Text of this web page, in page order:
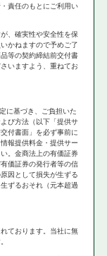
責任のもとにご利用い
、確実性や安全性を保
かねますので予めご了
等の契約締結前交付書
いますよう、重ねてお
に基づき、ご負担いた
び方法（以下「提供サ
付書面」を必ず事前に
報提供料金・提供サー
。金商法上の有価証券
価証券の発行者等の信
因として損失が生ずる
ずるおそれ（元本超過
ております。当社に無